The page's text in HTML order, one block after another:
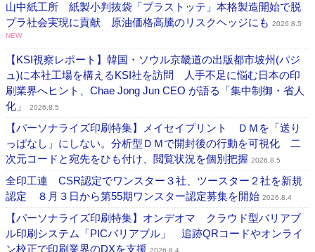
山中紙工所 紙製小判抜袋「プラストッテ」本格製造開始で脱
プラ社会実現に貢献 原油価格高騰のリスクヘッジにも 2026.8.5
NEW
【KSI視察レポート】韓国・ソウル京畿道の出版都市坡州(パジ
ュ)に本社工場を構えるKSI社を訪問 人手不足に悩む日本の印
刷業界へヒント、Chae Jong Jun CEO が語る「集中制御・省人
化」
2026.8.5
【パーソナライズ印刷特集】メイセイプリント ＤＭを「送り
っぱなし」にしない。分析型ＤＭで開封後の行動を可視化 二
次元コードと宛先をひも付け、閲覧状況を個別把握 2026.8.5
全印工連 CSR認定でワンスター３社、ツースター２社を新規
認定 ８月３日から第55期ワンスター認定募集を開始 2026.8.4
【パーソナライズ印刷特集】オンデオマ クラウド型バリアブ
ル印刷システム「PICバリアブル」 追跡QRコードやオンライ
ン校正で印刷業界のDXを支援 2026.8.4